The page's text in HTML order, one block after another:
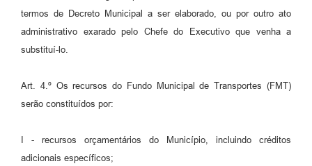
termos de Decreto Municipal a ser elaborado, ou por outro ato
administrativo exarado pelo Chefe do Executivo que venha a
substituí-lo.
Art. 4.º Os recursos do Fundo Municipal de Transportes (FMT)
serão constituídos por:
I - recursos orçamentários do Município, incluindo créditos
adicionais específicos;